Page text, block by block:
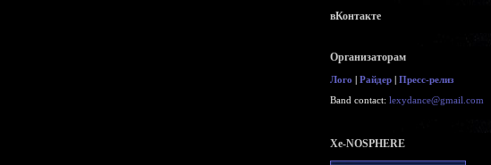
вКонтакте
Организаторам
Лого | Райдер | Пресс-релиз
Band contact: lexydance@gmail.com
Xe-NOSPHERE